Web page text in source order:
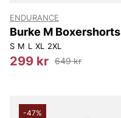
ENDURANCE
Burke M Boxershorts
6-Pack
S M L XL 2XL
299 kr 649 kr
-47%